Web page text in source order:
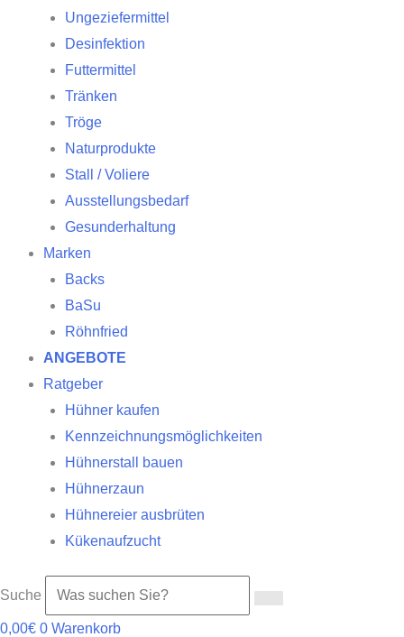
Ungeziefermittel
Desinfektion
Futtermittel
Tränken
Tröge
Naturprodukte
Stall / Voliere
Ausstellungsbedarf
Gesunderhaltung
Marken
Backs
BaSu
Röhnfried
ANGEBOTE
Ratgeber
Hühner kaufen
Kennzeichnungsmöglichkeiten
Hühnerstall bauen
Hühnerzaun
Hühnereier ausbrüten
Kükenaufzucht
Suche
0,00€ 0 Warenkorb